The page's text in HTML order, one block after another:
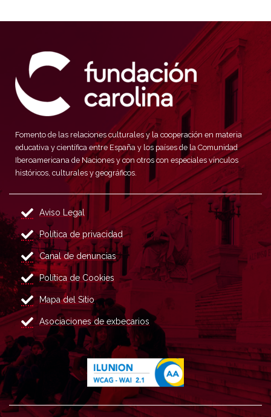
Fomento de las relaciones culturales y la cooperación en materia
educativa y científica entre España y los países de la Comunidad
Iberoamericana de Naciones y con otros con especiales vínculos
históricos, culturales y geográficos.
Aviso Legal
Política de privacidad
Canal de denuncias
Política de Cookies
Mapa del Sitio
Asociaciones de exbecarios